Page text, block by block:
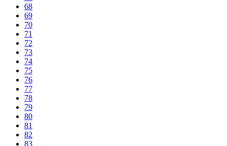
68
69
70
71
72
73
74
75
76
77
78
79
80
81
82
83